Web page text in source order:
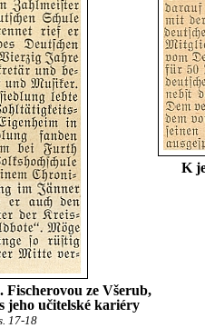
Fischerovou ze Všerub,
jeho učitelské kariéry
17-18
K